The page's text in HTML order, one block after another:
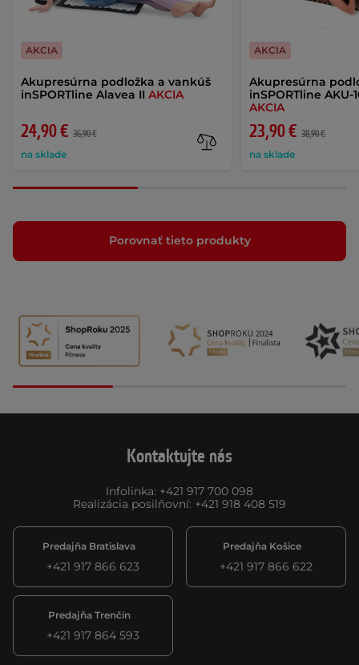
Akupresúrna podložka a vankúš
inSPORTline Alavea II AKCIA
24,90 € 36,90 €
na sklade
AKCIA
Akupresúrna
inSPORTline AKU-
AKCIA
23,90 € 38,90 €
na sklade
AKCIA
Porovnať tieto produkty
Kontaktujte nás
Infolinka: +421 917 700 098
Realizácia posilňovní: +421 918 408 519
Predajňa Bratislava
+421 917 866 623
Predajňa Košice
+421 917 866 622
Predajňa Trenčín
+421 917 864 593